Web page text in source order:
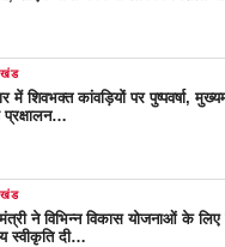
में शिवभक्त कांवड़ियों पर पुष्पवर्षा,
ने विभिन्न विकास योजनाओं के
स्वीकृति दी…